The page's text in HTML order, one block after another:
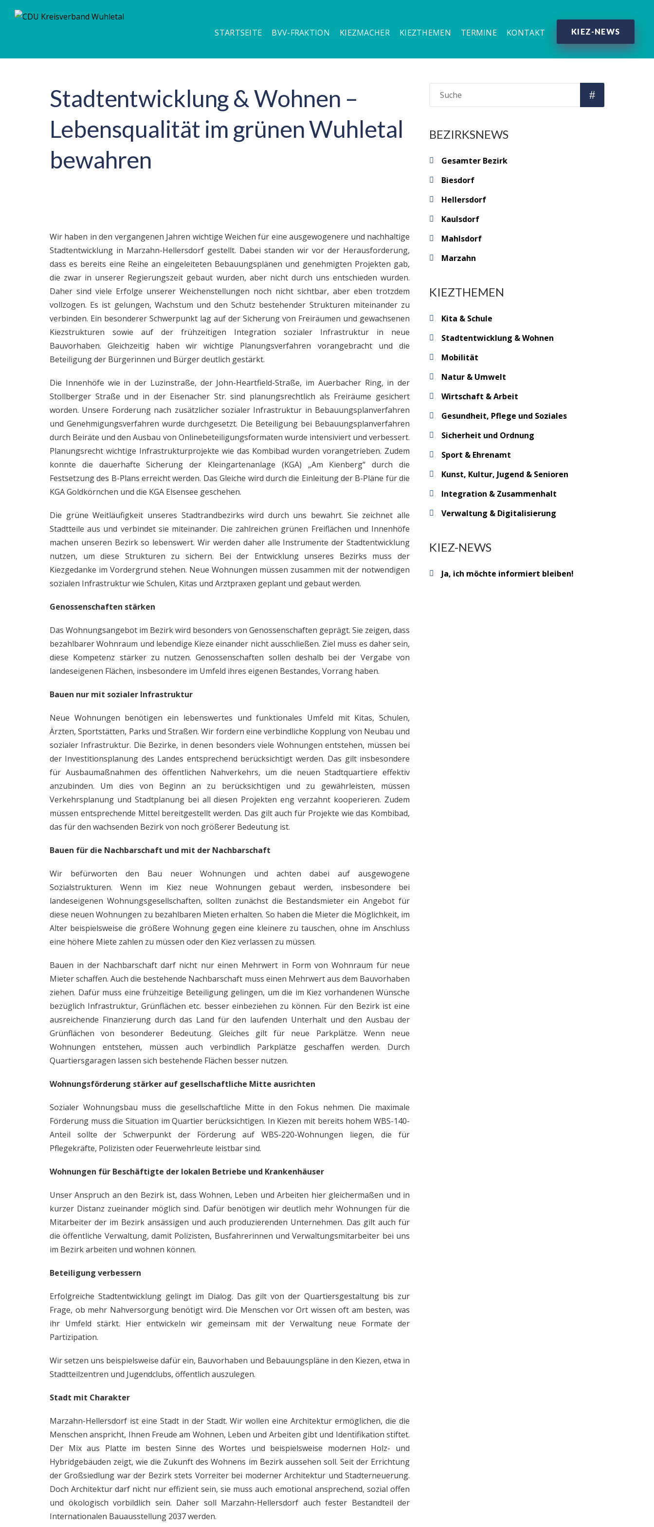
STARTSEITE BVV-FRAKTION KIEZMACHER KIEZTHEMEN TERMINE KONTAKT KIEZ-NEWS
Stadtentwicklung & Wohnen –
Lebensqualität im grünen Wuhletal
bewahren
Wir haben in den vergangenen Jahren wichtige Weichen für eine ausgewogenere und nachhaltige
Stadtentwicklung in Marzahn-Hellersdorf gestellt. Dabei standen wir vor der Herausforderung,
dass es bereits eine Reihe an eingeleiteten Bebauungsplänen und genehmigten Projekten gab,
die zwar in unserer Regierungszeit gebaut wurden, aber nicht durch uns entschieden wurden.
Daher sind viele Erfolge unserer Weichenstellungen noch nicht sichtbar, aber eben trotzdem
vollzogen. Es ist gelungen, Wachstum und den Schutz bestehender Strukturen miteinander zu
verbinden. Ein besonderer Schwerpunkt lag auf der Sicherung von Freiräumen und gewachsenen
Kiezstrukturen sowie auf der frühzeitigen Integration sozialer Infrastruktur in neue
Bauvorhaben. Gleichzeitig haben wir wichtige Planungsverfahren vorangebracht und die
Beteiligung der Bürgerinnen und Bürger deutlich gestärkt.
Die Innenhöfe wie in der Luzinstraße, der John-Heartfield-Straße, im Auerbacher Ring, in der
Stollberger Straße und in der Eisenacher Str. sind planungsrechtlich als Freiräume gesichert
worden. Unsere Forderung nach zusätzlicher sozialer Infrastruktur in Bebauungsplanverfahren
und Genehmigungsverfahren wurde durchgesetzt. Die Beteiligung bei Bebauungsplanverfahren
durch Beiräte und den Ausbau von Onlinebeteiligungsformaten wurde intensiviert und verbessert.
Planungsrecht wichtige Infrastrukturprojekte wie das Kombibad wurden vorangetrieben. Zudem
konnte die dauerhafte Sicherung der Kleingartenanlage (KGA) „Am Kienberg“ durch die
Festsetzung des B-Plans erreicht werden. Das Gleiche wird durch die Einleitung der B-Pläne für die
KGA Goldkörnchen und die KGA Elsensee geschehen.
Die grüne Weitläufigkeit unseres Stadtrandbezirks wird durch uns bewahrt. Sie zeichnet alle
Stadtteile aus und verbindet sie miteinander. Die zahlreichen grünen Freiflächen und Innenhöfe
machen unseren Bezirk so lebenswert. Wir werden daher alle Instrumente der Stadtentwicklung
nutzen, um diese Strukturen zu sichern. Bei der Entwicklung unseres Bezirks muss der
Kiezgedanke im Vordergrund stehen. Neue Wohnungen müssen zusammen mit der notwendigen
sozialen Infrastruktur wie Schulen, Kitas und Arztpraxen geplant und gebaut werden.
Genossenschaften stärken
Das Wohnungsangebot im Bezirk wird besonders von Genossenschaften geprägt. Sie zeigen, dass
bezahlbarer Wohnraum und lebendige Kieze einander nicht ausschließen. Ziel muss es daher sein,
diese Kompetenz stärker zu nutzen. Genossenschaften sollen deshalb bei der Vergabe von
landeseigenen Flächen, insbesondere im Umfeld ihres eigenen Bestandes, Vorrang haben.
Bauen nur mit sozialer Infrastruktur
Neue Wohnungen benötigen ein lebenswertes und funktionales Umfeld mit Kitas, Schulen,
Ärzten, Sportstätten, Parks und Straßen. Wir fordern eine verbindliche Kopplung von Neubau und
sozialer Infrastruktur. Die Bezirke, in denen besonders viele Wohnungen entstehen, müssen bei
der Investitionsplanung des Landes entsprechend berücksichtigt werden. Das gilt insbesondere
für Ausbaumaßnahmen des öffentlichen Nahverkehrs, um die neuen Stadtquartiere effektiv
anzubinden. Um dies von Beginn an zu berücksichtigen und zu gewährleisten, müssen
Verkehrsplanung und Stadtplanung bei all diesen Projekten eng verzahnt kooperieren. Zudem
müssen entsprechende Mittel bereitgestellt werden. Das gilt auch für Projekte wie das Kombibad,
das für den wachsenden Bezirk von noch größerer Bedeutung ist.
Bauen für die Nachbarschaft und mit der Nachbarschaft
Wir befürworten den Bau neuer Wohnungen und achten dabei auf ausgewogene
Sozialstrukturen. Wenn im Kiez neue Wohnungen gebaut werden, insbesondere bei
landeseigenen Wohnungsgesellschaften, sollten zunächst die Bestandsmieter ein Angebot für
diese neuen Wohnungen zu bezahlbaren Mieten erhalten. So haben die Mieter die Möglichkeit, im
Alter beispielsweise die größere Wohnung gegen eine kleinere zu tauschen, ohne im Anschluss
eine höhere Miete zahlen zu müssen oder den Kiez verlassen zu müssen.
Bauen in der Nachbarschaft darf nicht nur einen Mehrwert in Form von Wohnraum für neue
Mieter schaffen. Auch die bestehende Nachbarschaft muss einen Mehrwert aus dem Bauvorhaben
ziehen. Dafür muss eine frühzeitige Beteiligung gelingen, um die im Kiez vorhandenen Wünsche
bezüglich Infrastruktur, Grünflächen etc. besser einbeziehen zu können. Für den Bezirk ist eine
ausreichende Finanzierung durch das Land für den laufenden Unterhalt und den Ausbau der
Grünflächen von besonderer Bedeutung. Gleiches gilt für neue Parkplätze. Wenn neue
Wohnungen entstehen, müssen auch verbindlich Parkplätze geschaffen werden. Durch
Quartiersgaragen lassen sich bestehende Flächen besser nutzen.
Wohnungsförderung stärker auf gesellschaftliche Mitte ausrichten
Sozialer Wohnungsbau muss die gesellschaftliche Mitte in den Fokus nehmen. Die maximale
Förderung muss die Situation im Quartier berücksichtigen. In Kiezen mit bereits hohem WBS-140-
Anteil sollte der Schwerpunkt der Förderung auf WBS-220-Wohnungen liegen, die für
Pflegekräfte, Polizisten oder Feuerwehrleute leistbar sind.
Wohnungen für Beschäftigte der lokalen Betriebe und Krankenhäuser
Unser Anspruch an den Bezirk ist, dass Wohnen, Leben und Arbeiten hier gleichermaßen und in
kurzer Distanz zueinander möglich sind. Dafür benötigen wir deutlich mehr Wohnungen für die
Mitarbeiter der im Bezirk ansässigen und auch produzierenden Unternehmen. Das gilt auch für
die öffentliche Verwaltung, damit Polizisten, Busfahrerinnen und Verwaltungsmitarbeiter bei uns
im Bezirk arbeiten und wohnen können.
Beteiligung verbessern
Erfolgreiche Stadtentwicklung gelingt im Dialog. Das gilt von der Quartiersgestaltung bis zur
Frage, ob mehr Nahversorgung benötigt wird. Die Menschen vor Ort wissen oft am besten, was
ihr Umfeld stärkt. Hier entwickeln wir gemeinsam mit der Verwaltung neue Formate der
Partizipation.
Wir setzen uns beispielsweise dafür ein, Bauvorhaben und Bebauungspläne in den Kiezen, etwa in
Stadtteilzentren und Jugendclubs, öffentlich auszulegen.
Stadt mit Charakter
Marzahn-Hellersdorf ist eine Stadt in der Stadt. Wir wollen eine Architektur ermöglichen, die die
Menschen anspricht, Ihnen Freude am Wohnen, Leben und Arbeiten gibt und Identifikation stiftet.
Der Mix aus Platte im besten Sinne des Wortes und beispielsweise modernen Holz- und
Hybridgebäuden zeigt, wie die Zukunft des Wohnens im Bezirk aussehen soll. Seit der Errichtung
der Großsiedlung war der Bezirk stets Vorreiter bei moderner Architektur und Stadterneuerung.
Doch Architektur darf nicht nur effizient sein, sie muss auch emotional ansprechend, sozial offen
und ökologisch vorbildlich sein. Daher soll Marzahn-Hellersdorf auch fester Bestandteil der
Internationalen Bauausstellung 2037 werden.
BEZIRKSNEWS
Gesamter Bezirk
Biesdorf
Hellersdorf
Kaulsdorf
Mahlsdorf
Marzahn
KIEZTHEMEN
Kita & Schule
Stadtentwicklung & Wohnen
Mobilität
Natur & Umwelt
Wirtschaft & Arbeit
Gesundheit, Pflege und Soziales
Sicherheit und Ordnung
Sport & Ehrenamt
Kunst, Kultur, Jugend & Senioren
Integration & Zusammenhalt
Verwaltung & Digitalisierung
KIEZ-NEWS
Ja, ich möchte informiert bleiben!